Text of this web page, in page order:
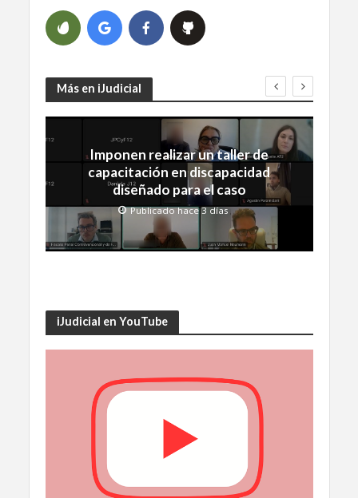
Más en iJudicial
Imponen realizar un taller de
capacitación en discapacidad
diseñado para el caso
Publicado hace 3 días
iJudicial en YouTube